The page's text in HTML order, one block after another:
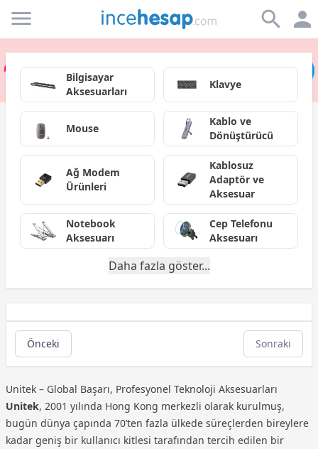
Incehesap
Bilgisayar
Aksesuarları
Klavye
Mouse
Kablo ve
Dönüştürücü
Ağ Modem
Ürünleri
Kablosuz
Adaptör ve
Aksesuar
Notebook
Aksesuarı
Cep Telefonu
Aksesuarı
Daha fazla göster...
Önceki Sonraki
Unitek – Global Başarı, Profesyonel Teknoloji Aksesuarları
Unitek, 2001 yılında Hong Kong merkezli olarak kurulmuş,
bugün dünya çapında 70’ten fazla ülkede süreçlerden bireylere
kadar geniş bir kullanıcı kitlesi tarafından tercih edilen bir